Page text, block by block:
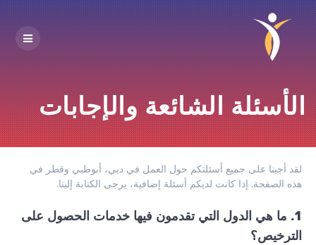
Skip
to
content
الأسئلة الشائعة والإجابات
لقد أجبنا على جميع أسئلتكم حول العمل في دبي، أبوظبي وقطر في
هذه الصفحة. إذا كانت لديكم أسئلة إضافية، يرجى الكتابة إلينا.
1. ما هي الدول التي تقدمون فيها خدمات الحصول على
الترخيص؟